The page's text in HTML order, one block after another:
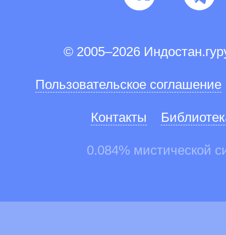
© 2005–2026
Пользовательское соглашение
Контакты
0.084% мистической